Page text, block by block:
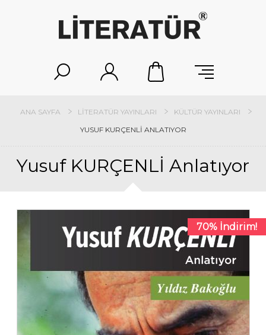
ANA SAYFA LITERATÜR YAYINLARI
KÜLTÜR YAYINLARI
YUSUF KURÇENLİ ANLATIYOR
Yusuf KURÇENLİ Anlatıyor
70% İndirim!